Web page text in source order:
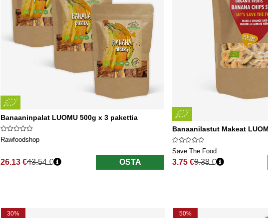
Banaaninpalat LUOMU 500g x 3 pakettia
Rawfoodshop
26.13 €
Normaali hinta
43.54 € OSTA
Banaanilastut Makeat
Save The Food
3.75 €
Normaali hinta
9.38 €
30% 50%